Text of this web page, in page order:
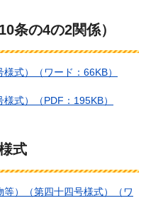
条の4の2関係）
式）（ワード：66KB）
式）（PDF：195KB）
式
）（第四十四号様式）（ワ